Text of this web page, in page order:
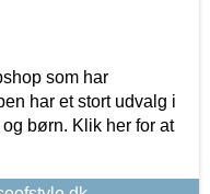
som har
har et stort udvalg i
børn. Klik her for at